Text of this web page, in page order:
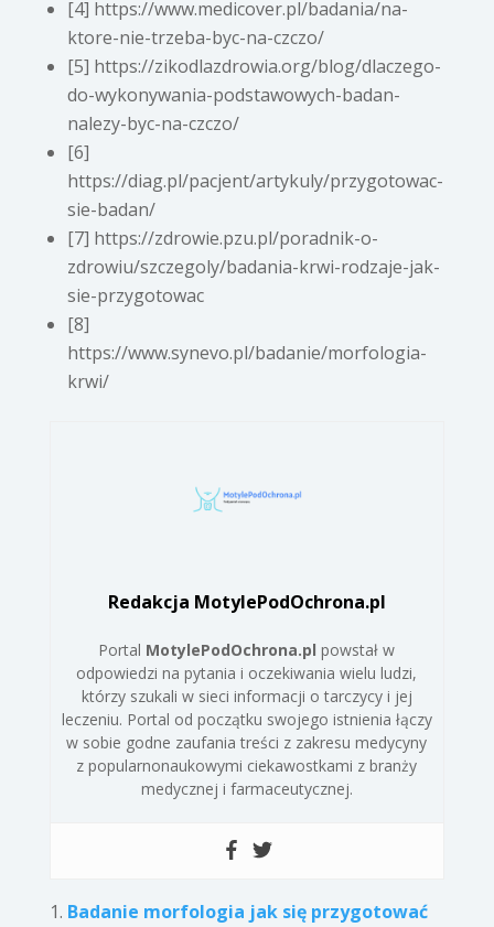
[4] https://www.medicover.pl/badania/na-
ktore-nie-trzeba-byc-na-czczo/
[5] https://zikodlazdrowia.org/blog/dlaczego-
do-wykonywania-podstawowych-badan-
nalezy-byc-na-czczo/
[6]
https://diag.pl/pacjent/artykuly/przygotowac-
sie-badan/
[7] https://zdrowie.pzu.pl/poradnik-o-
zdrowiu/szczegoly/badania-krwi-rodzaje-jak-
sie-przygotowac
[8]
https://www.synevo.pl/badanie/morfologia-
krwi/
Redakcja MotylePodOchrona.pl
Portal MotylePodOchrona.pl powstał w
odpowiedzi na pytania i oczekiwania wielu ludzi,
którzy szukali w sieci informacji o tarczycy i jej
leczeniu. Portal od początku swojego istnienia łączy
w sobie godne zaufania treści z zakresu medycyny
z popularnonaukowymi ciekawostkami z branży
medycznej i farmaceutycznej.
Badanie morfologia jak się przygotować